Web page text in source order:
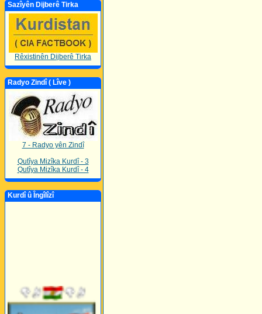
Sazîyên Dijberê Tirka
Rêxistinên Dijberê Tirka
Radyo Zindî ( Lîve )
7 - Radyo yên Zindî
Qutîya Mizîka Kurdî - 3
Qutîya Mizîka Kurdî - 4
Kurdî û Îngîlîzî